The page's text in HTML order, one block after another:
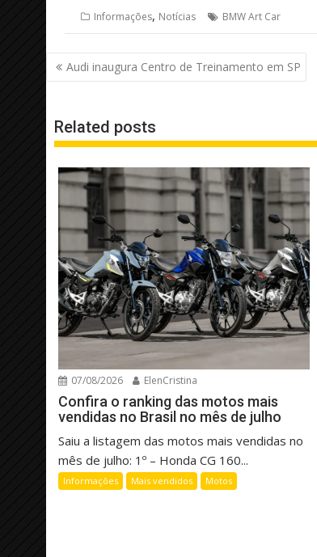
Informações, Notícias BMW Art Car
Navegação
de
Audi inaugura Centro de Treinamento em SP
Related posts
07/08/2026 ElenCristina
Confira o ranking das motos mais
vendidas no Brasil no mês de julho
Saiu a listagem das motos mais vendidas no
mês de julho: 1º – Honda CG 160...
Informações Mais vendidos Motos